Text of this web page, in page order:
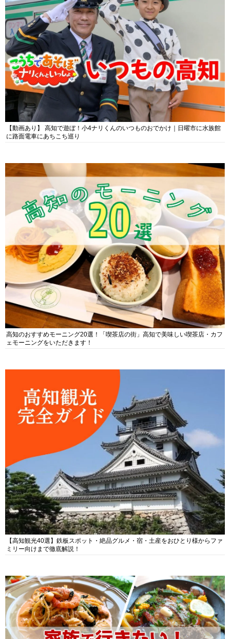
【動画あり】 高知で遊ぼ！小4ナリくんのいつものおでかけ｜日曜市に水族館
に路面電車にあちこち巡り
高知のおすすめモーニング20選！「喫茶店の街」高知で美味しい喫茶店・カフ
ェモーニングをいただきます！
【高知観光40選】鉄板スポット・絶品グルメ・宿・土産をおひとり様からファ
ミリー向けまで徹底解説！